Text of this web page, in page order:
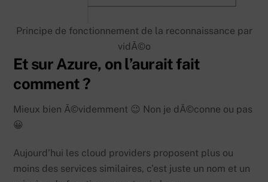
Principe de fonctionnement de la reconnaissance par
vidÃ©o
Et sur Azure, on l’aurait fait
comment ?
Mieux bien Ã©videmment 😉 Non je dÃ©conne ou pas
😀
Aujourd’hui les cloud providers proposent plus ou
moins des services similaires, c’est juste un nom et un